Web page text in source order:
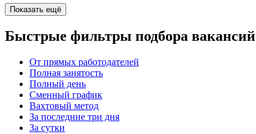
Показать ещё
Быстрые фильтры подбора вакансий
От прямых работодателей
Полная занятость
Полный день
Сменный график
Вахтовый метод
За последние три дня
За сутки